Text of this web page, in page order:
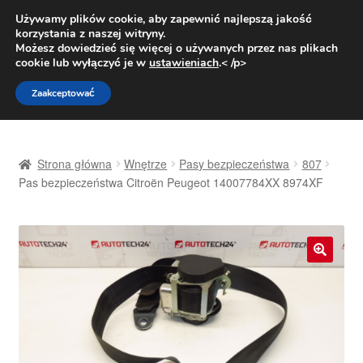
DOSTAWA od 31 zł
Pn.-pt. 9:00-16:00800 003 167
Przejdź
do
nawigacji
Przejdź
do
treści
Dostawa
Kontakt
Strona główna Wnętrze Pasy bezpieczeństwa
807
Pas bezpieczeństwa Citroën Peugeot 14007784XX 8974XF
🔍
Używamy plików cookie, aby zapewnić najlepszą jakość
korzystania z naszej witryny.
Możesz dowiedzieć się więcej o używanych przez nas plikach
cookie lub wyłączyć je w ustawieniach.< /p>
Zaakceptować